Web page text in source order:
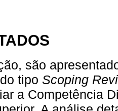
são
tipo Scoping
a Competência